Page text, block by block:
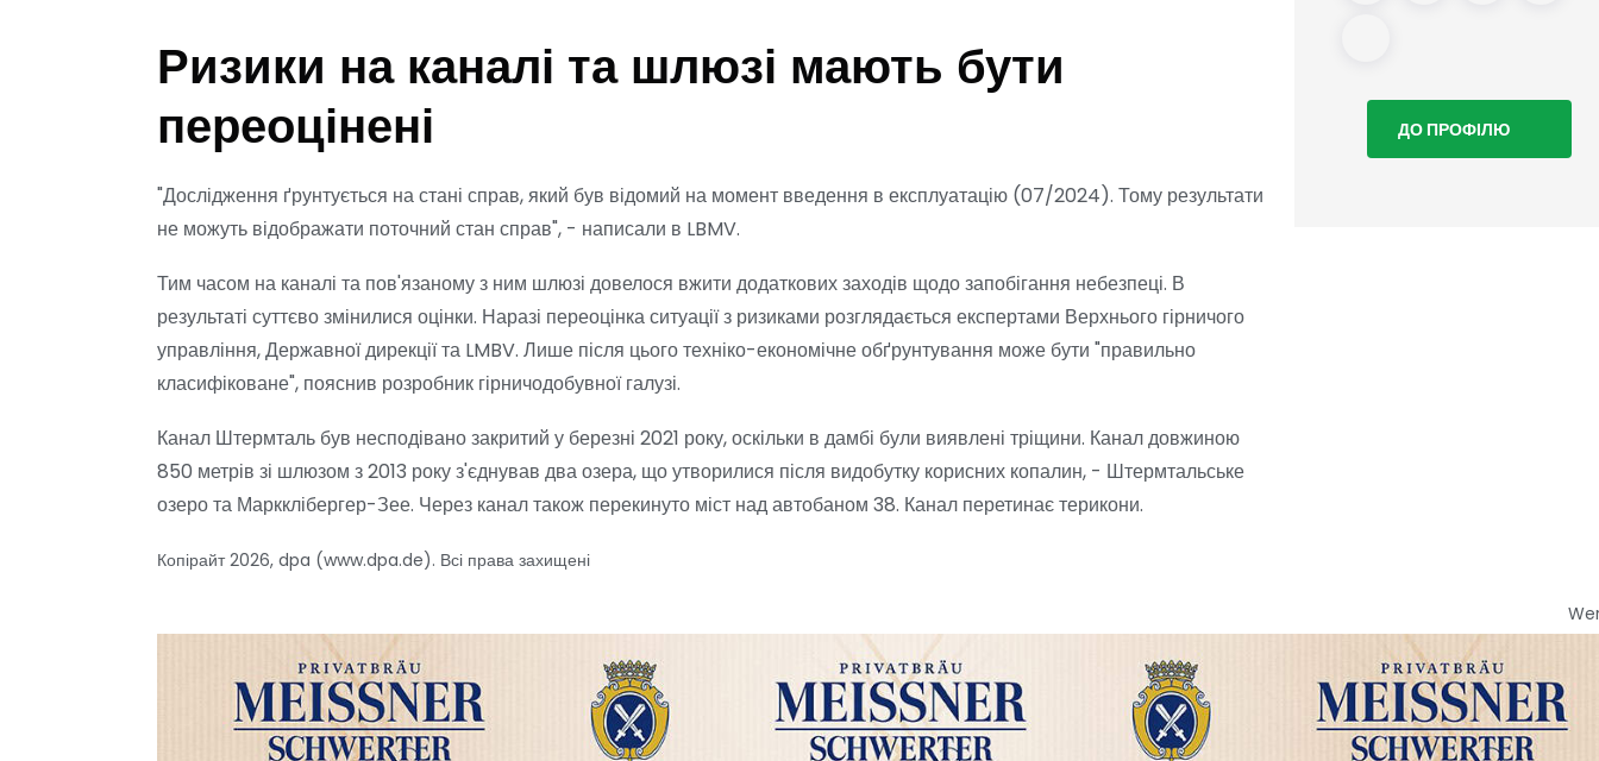
Ризики на каналі та шлюзі мають бути
переоцінені
"Дослідження ґрунтується на стані справ, який був відомий на момент введення в експлуатацію (07/2024). Тому результати
не можуть відображати поточний стан справ", - написали в LBMV.
Тим часом на каналі та пов'язаному з ним шлюзі довелося вжити додаткових заходів щодо запобігання небезпеці. В
результаті суттєво змінилися оцінки. Наразі переоцінка ситуації з ризиками розглядається експертами Верхнього гірничого
управління, Державної дирекції та LMBV. Лише після цього техніко-економічне обґрунтування може бути "правильно
класифіковане", пояснив розробник гірничодобувної галузі.
Канал Штермталь був несподівано закритий у березні 2021 року, оскільки в дамбі були виявлені тріщини. Канал довжиною
850 метрів зі шлюзом з 2013 року з'єднував два озера, що утворилися після видобутку корисних копалин, - Штермтальське
озеро та Маркклібергер-Зее. Через канал також перекинуто міст над автобаном 38. Канал перетинає терикони.
Копірайт 2026, dpa (www.dpa.de). Всі права захищені
ДО ПРОФІЛЮ